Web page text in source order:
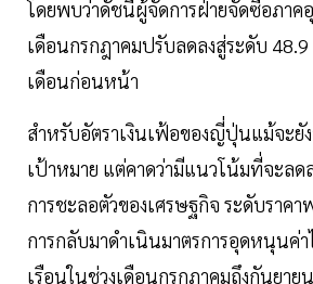
โดยพบว่าดัชนีผู้จัดการฝ่ายจัดซื้อภาค
เดือนกรกฎาคมปรับลดลงสู่ระดับ
เดือนก่อนหน้า
สำหรับอัตราเงินเฟ้อของญี่ปุ่นแม้จะยั
เป้าหมาย แต่คาดว่ามีแนวโน้มที่จะลด
การชะลอตัวของเศรษฐกิจ ระดับราค
การกลับมาดำเนินมาตรการอุดหนุนค่
เรือนในช่วงเดือนกรกฎาคมถึงกันยาย